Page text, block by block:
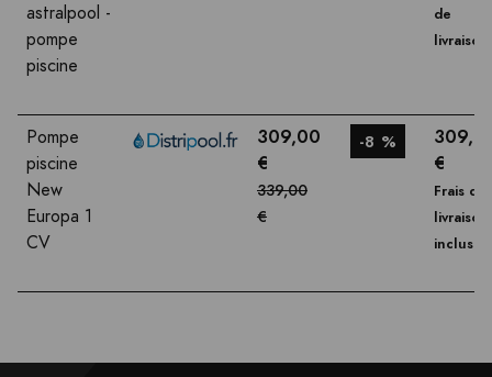
astralpool -
pompe
piscine
de
livraison
Pompe
piscine
New
Europa 1
CV
309,00
€
339,00
€
-8 %
€
Frais de
livraison
inclus